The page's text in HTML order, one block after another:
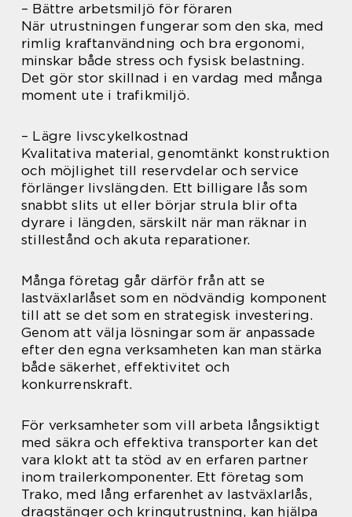
– Bättre arbetsmiljö för föraren
När utrustningen fungerar som den ska, med
rimlig kraftanvändning och bra ergonomi,
minskar både stress och fysisk belastning.
Det gör stor skillnad i en vardag med många
moment ute i trafikmiljö.
– Lägre livscykelkostnad
Kvalitativa material, genomtänkt konstruktion
och möjlighet till reservdelar och service
förlänger livslängden. Ett billigare lås som
snabbt slits ut eller börjar strula blir ofta
dyrare i längden, särskilt när man räknar in
stillestånd och akuta reparationer.
Många företag går därför från att se
lastväxlarlåset som en nödvändig komponent
till att se det som en strategisk investering.
Genom att välja lösningar som är anpassade
efter den egna verksamheten kan man stärka
både säkerhet, effektivitet och
konkurrenskraft.
För verksamheter som vill arbeta långsiktigt
med säkra och effektiva transporter kan det
vara klokt att ta stöd av en erfaren partner
inom trailerkomponenter. Ett företag som
Trako, med lång erfarenhet av lastväxlarlås,
dragstänger och kringutrustning, kan hjälpa